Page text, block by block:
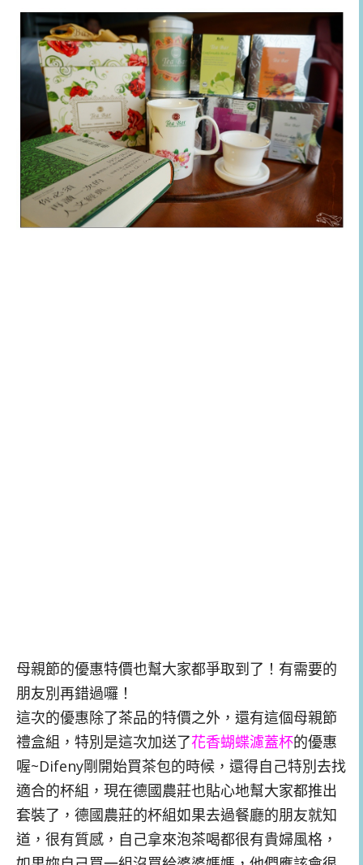
母親節的優惠特價也幫大家都爭取到了！有需要的
朋友別再錯過囉！
這次的優惠除了茶品的特價之外，還有這個母親節
禮盒組，特別是這次加送了花香蝴蝶濾蓋杯的優惠
喔~Difeny剛開始買茶包的時候，還得自己特別去找
適合的杯組，現在德國農莊也貼心地幫大家都推出
套裝了，德國農莊的杯組如果去過餐廳的朋友就知
道，很有質感，自己拿來泡茶喝都很有貴婦風格，